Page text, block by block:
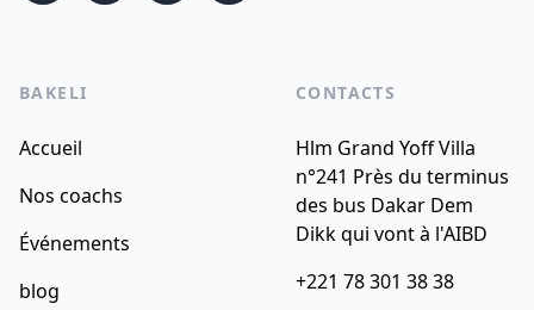
BAKELI
Accueil
Nos coachs
Événements
blog
CONTACTS
Hlm Grand Yoff Villa
n°241 Près du terminus
des bus Dakar Dem
Dikk qui vont à l'AIBD
+221 78 301 38 38